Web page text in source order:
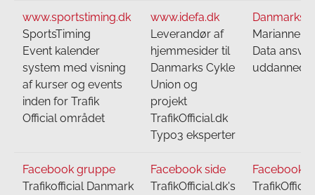
www.sportstiming.dk
SportsTiming
Event kalender
system med visning
af kurser og events
inden for Trafik
Official området
www.idefa.dk
Leverandør af
hjemmesider til
Danmarks Cykle
Union og
projekt
TrafikOfficial.dk
Typo3 eksperter
Danmarks
Marianne
Data
uddannede
Facebook gruppe
Trafikofficial Danmark
Facebook side
TrafikOfficial.dk's
Facebook